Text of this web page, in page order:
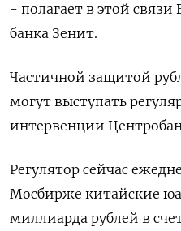
- полагает ​в этой
банка Зенит.
Частичной защитой
могут выступать
интервенции
Регулятор сейчас
Мосбирже китайские
миллиарда ​рублей в